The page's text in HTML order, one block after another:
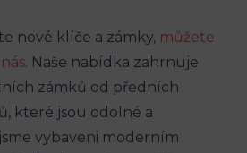
nové klíče a zámky, můžete
. Naše nabídka zahrnuje
zámků od předních
které jsou odolné a
vybaveni moderním